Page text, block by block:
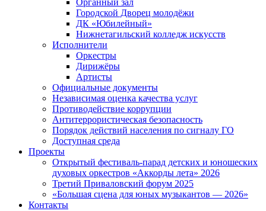
Органный зал
Городской Дворец молодёжи
ДК «Юбилейный»
Нижнетагильский колледж искусств
Исполнители
Оркестры
Дирижёры
Артисты
Официальные документы
Независимая оценка качества услуг
Противодействие коррупции
Антитеррористическая безопасность
Порядок действий населения по сигналу ГО
Доступная среда
Проекты
Открытый фестиваль-парад детских и юношеских
духовых оркестров «Аккорды лета» 2026
Третий Приваловский форум 2025
«Большая сцена для юных музыкантов — 2026»
Контакты